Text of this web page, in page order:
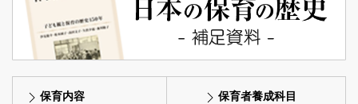
保育内容 保育者養成科目